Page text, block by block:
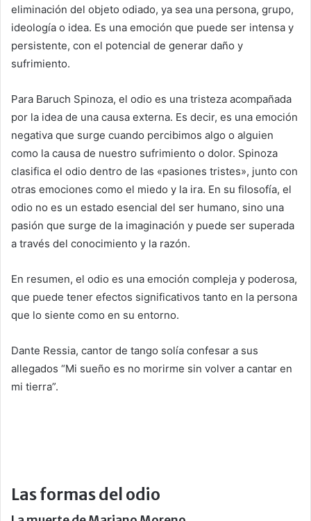
eliminación del objeto odiado, ya sea una persona, grupo,
ideología o idea. Es una emoción que puede ser intensa y
persistente, con el potencial de generar daño y
sufrimiento.
Para Baruch Spinoza, el odio es una tristeza acompañada
por la idea de una causa externa. Es decir, es una emoción
negativa que surge cuando percibimos algo o alguien
como la causa de nuestro sufrimiento o dolor. Spinoza
clasifica el odio dentro de las «pasiones tristes», junto con
otras emociones como el miedo y la ira. En su filosofía, el
odio no es un estado esencial del ser humano, sino una
pasión que surge de la imaginación y puede ser superada
a través del conocimiento y la razón.
En resumen, el odio es una emoción compleja y poderosa,
que puede tener efectos significativos tanto en la persona
que lo siente como en su entorno.
Dante Ressia, cantor de tango solía confesar a sus
allegados “Mi sueño es no morirme sin volver a cantar en
mi tierra”.
Las formas del odio